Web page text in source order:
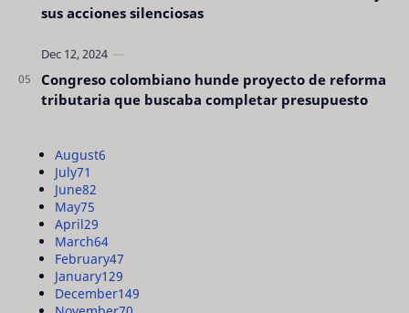
sus acciones silenciosas
Congreso colombiano hunde proyecto de reforma
tributaria que buscaba completar presupuesto
August6
July71
June82
May75
April29
March64
February47
January129
December149